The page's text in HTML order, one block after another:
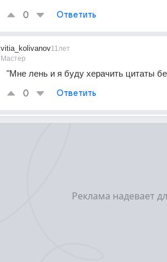
0 Ответить
vitia_kolivanov
Мастер
11лет
"Мне лень и я буду херачить цитаты
0 Ответить